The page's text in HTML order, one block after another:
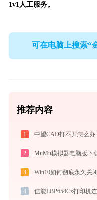
1v1人工服务。
可在电脑上搜索“
推荐内容
1 中望CAD打不开怎么
2
3
4 佳能LBP654Cx打印机